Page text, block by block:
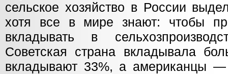
сельское хозяйство в России
хотя все в мире знают: чтобы
вкладывать в
Советская страна вкладывала
вкладывают 33%, а американцы